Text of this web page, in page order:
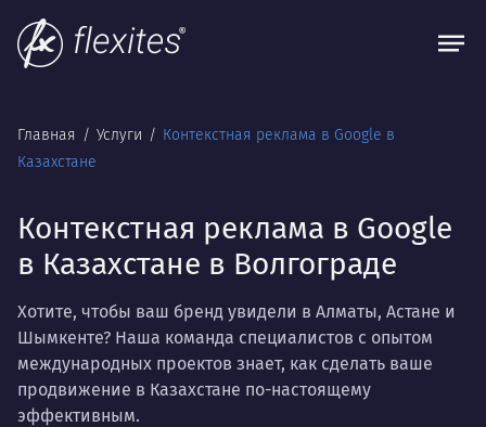
Главная Услуги
Контекстная реклама в Google в
Казахстане
Контекстная реклама в Google
в Казахстане в Волгограде
Хотите, чтобы ваш бренд увидели в Алматы, Астане и
Шымкенте? Наша команда специалистов с опытом
международных проектов знает, как сделать ваше
продвижение в Казахстане по-настоящему
эффективным.